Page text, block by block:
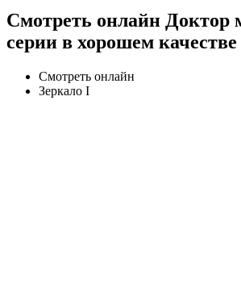
Смотреть онлайн Доктор
серии в хорошем качестве
Смотреть онлайн
Зеркало I